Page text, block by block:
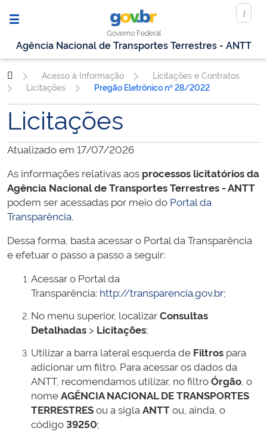
Governo Federal
Agência Nacional de Transportes Terrestres - ANTT
Acesso à Informação
Licitações e Contratos
Licitações
Pregão Eletrônico nº 28/2022
Licitações
Atualizado em 17/07/2026
As informações relativas aos processos licitatórios da
Agência Nacional de Transportes Terrestres - ANTT
podem ser acessadas por meio do Portal da
Transparência.
Dessa forma, basta acessar o Portal da Transparência
e efetuar o passo a passo a seguir:
Acessar o Portal da
Transparência: http://transparencia.gov.br;
No menu superior, localizarConsultas
Detalhadas > Licitações;
Utilizar a barra lateral esquerda de Filtros para
adicionar um filtro. Para acessar os dados da
ANTT, recomendamos utilizar, no filtroÓrgão , o
nomeAGÊNCIA NACIONAL DE TRANSPORTES
TERRESTRESou a siglaANTTou, ainda, o
código39250;